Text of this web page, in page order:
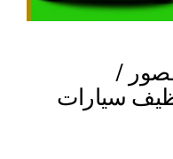
/
وتنظيف سيارات